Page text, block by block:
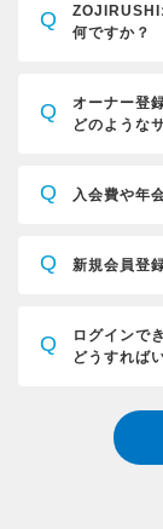
Q
ZOJIRUSHI
何ですか？
Q
オーナー登
どのような
Q 入会費や年
Q 新規会員登
Q
ログインで
どうすれば